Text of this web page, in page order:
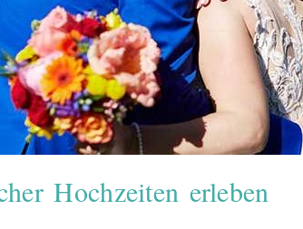
Hochzeiten erleben